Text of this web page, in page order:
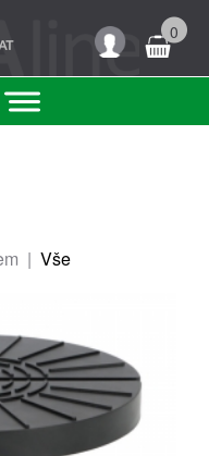
0
| Vše